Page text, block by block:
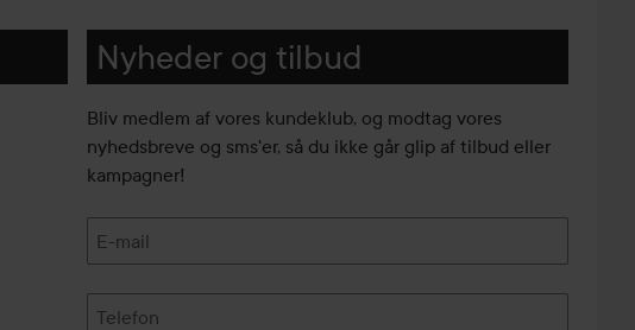
Nyheder og tilbud
Bliv medlem af vores kundeklub, og modtag vores
nyhedsbreve og sms'er, så du ikke går glip af tilbud eller
kampagner!
E-mail
Telefon